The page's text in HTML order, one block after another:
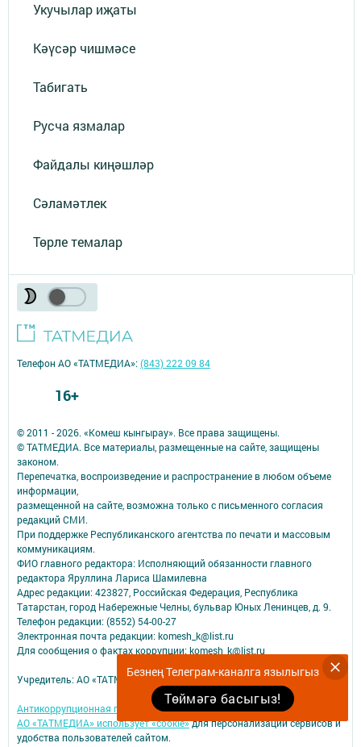
Укучылар иҗаты
Кәүсәр чишмәсе
Табигать
Русча язмалар
Файдалы киңәшләр
Сәламәтлек
Төрле темалар
Безнең Телеграм-каналга язылыгыз
Төймәгә басыгыз!
© 2011 - 2026. «Комеш кынгырау». Все права защищены.
© ТАТМЕДИА. Все материалы, размещенные на сайте, защищены
законом.
Перепечатка, воспроизведение и распространение в любом объеме
информации,
размещенной на сайте, возможна только с письменного согласия
редакций СМИ.
При поддержке Республиканского агентства по печати и массовым
коммуникациям.
ФИО главного редактора: Исполняющий обязанности главного
редактора Яруллина Лариса Шамилевна
Адрес редакции: 423827, Российская Федерация, Республика
Татарстан, город Набережные Челны, бульвар Юных Ленинцев, д. 9.
Телефон редакции: (8552) 54-00-27
Электронная почта редакции: komesh_k@list.ru
Для сообщения о фактах коррупции: komesh_k@list.ru
Учредитель: АО «ТАТМЕДИА»
Антикоррупционная политика
АО «ТАТМЕДИА» использует «cookie»для персонализации сервисов и
удобства пользователей сайтом.
Телефон АО «ТАТМЕДИА»:(843) 222 09 84
16+